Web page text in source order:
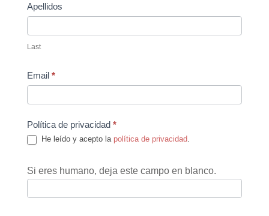
Apellidos
Last
Email *
Política de privacidad *
He leído y acepto la política de privacidad
Si eres humano, deja este campo en blanco.